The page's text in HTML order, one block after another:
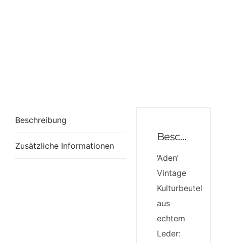
Beschreibung
Zusätzliche Informationen
Beschreibung
‘Aden’
Vintage
Kulturbeutel
aus
echtem
Leder: